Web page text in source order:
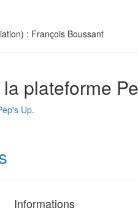
: François Boussant
plateforme
Up.
Informations